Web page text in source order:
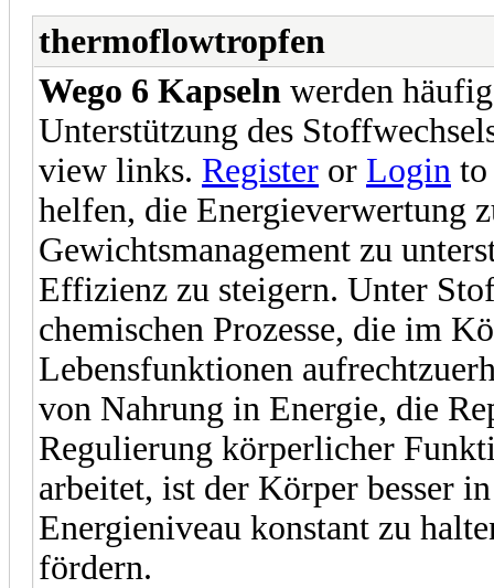
thermoflowtropfen
Wego 6 Kapseln werden
Unterstützung des
view links. Register or Login to
helfen, die Energieverwertung
Gewichtsmanagement zu
Effizienz zu steigern. Unter
chemischen Prozesse, die im
Lebensfunktionen
von Nahrung in Energie, die
Regulierung körperlicher
arbeitet, ist der Körper besser
Energieniveau konstant zu
fördern.